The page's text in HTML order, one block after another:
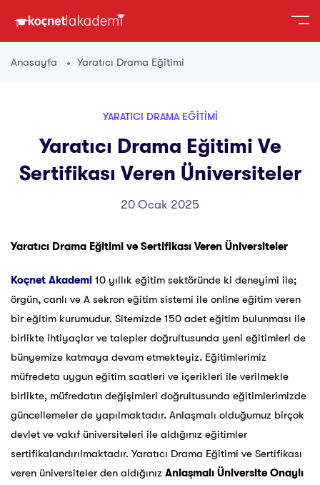
Anasayfa Yaratıcı Drama Eğitimi
YARATICI DRAMA EĞITIMI
Yaratıcı Drama Eğitimi Ve
Sertifikası Veren Üniversiteler
20 Ocak 2025
Yaratıcı Drama Eğitimi ve Sertifikası Veren Üniversiteler
Koçnet Akademi 10 yıllık eğitim sektöründe ki deneyimi ile;
örgün, canlı ve A sekron eğitim sistemi ile online eğitim veren
bir eğitim kurumudur. Sitemizde 150 adet eğitim bulunması ile
birlikte ihtiyaçlar ve talepler doğrultusunda yeni eğitimleri de
bünyemize katmaya devam etmekteyiz. Eğitimlerimiz
müfredeta uygun eğitim saatleri ve içerikleri ile verilmekle
birlikte, müfredatın değişimleri doğrultusunda eğitimlerimizde
güncellemeler de yapılmaktadır. Anlaşmalı olduğumuz birçok
devlet ve vakıf üniversiteleri ile aldığınız eğitimler
sertifikalandırılmaktadır. Yaratıcı Drama Eğitimi ve Sertifikası
veren üniversiteler den aldığınız Anlaşmalı Üniversite Onaylı